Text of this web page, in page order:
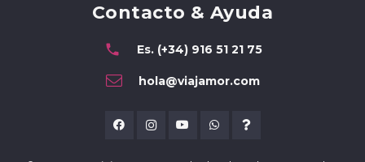
Contacto & Ayuda
phone Es. (+34) 916 51 21 75
hola@viajamor.com